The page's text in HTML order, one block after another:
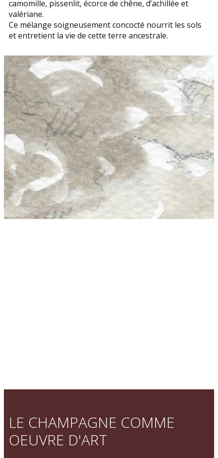
camomille, pissenlit, écorce de chêne, d’achillée et
valériane.
Ce mélange soigneusement concocté nourrit les sols
et entretient la vie de cette terre ancestrale.
LE CHAMPAGNE COMME
OEUVRE D'ART